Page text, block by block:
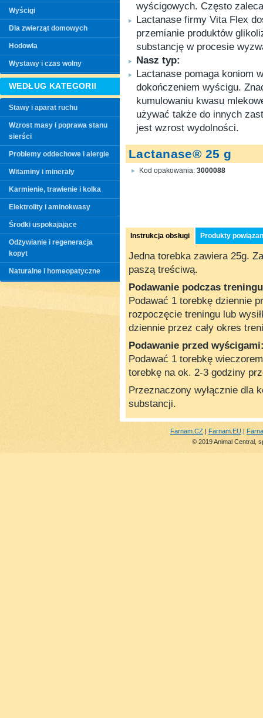
wyścigowych. Często
Lactanase firmy Vita Flex
przemianie produktów
substancję w procesie
Nasz typ:
Lactanase pomaga koniom
dokończeniem wyścigu.
kumulowaniu kwasu
używać także do innych
jest wzrost wydolności.
Lactanase® 25 g
Kod opakowania: 3000088
Instrukcja obsługi Produkty
Jedna torebka zawiera 25g.
paszą treściwą.
Podawanie podczas
Podawać 1 torebkę dziennie
rozpoczęcie treningu lub
dziennie przez cały okres
Podawanie przed
Podawać 1 torebkę
torebkę na ok. 2-3 godziny
Przeznaczony wyłącznie dla
substancji.
Wyścigi
Dla zwierząt domowych
Hodowla
Wystawy i czas wolny
WEDŁUG KATEGORII
Stawy i aparat ruchu
Wzrost masy i poprawa stanu
sierści
Problemy oddechowe i alergie
Witaminy i minerały
Karmienie, trawienie i kolka
Elektrolity i aminokwasy
Środki uspokajające
Odżywianie i regeneracja
kopyt
Naturalne i homeopatyczne
Farnam.CZ | Farnam.EU |
© 2019 Animal Central,